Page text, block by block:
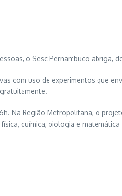
o Sesc Pernambuco abriga,
com uso de experimentos que
Na Região Metropolitana, o
química, biologia e